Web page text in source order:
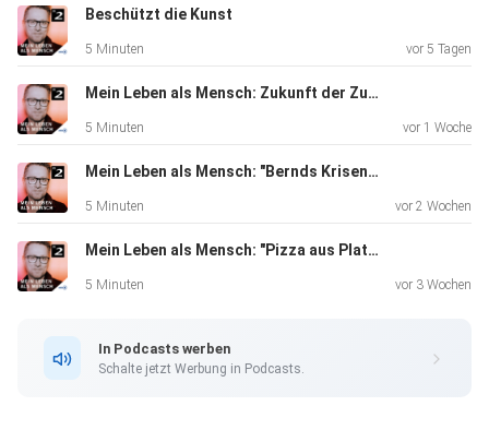
Beschützt die Kunst
5 Minuten vor 5 Tagen
Mein Leben als Mensch: Zukunft der Zukunft
5 Minuten vor 1 Woche
Mein Leben als Mensch: "Bernds Krisensack"
5 Minuten vor 2 Wochen
Mein Leben als Mensch: "Pizza aus Platin"
5 Minuten vor 3 Wochen
In Podcasts werben
Schalte jetzt Werbung in Podcasts.